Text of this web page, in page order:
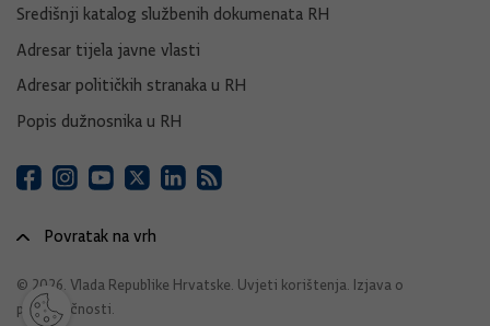
Središnji katalog službenih dokumenata RH
Adresar tijela javne vlasti
Adresar političkih stranaka u RH
Popis dužnosnika u RH
Povratak na vrh
© 2026. Vlada Republike Hrvatske. Uvjeti korištenja Izjava o
pristupačnosti